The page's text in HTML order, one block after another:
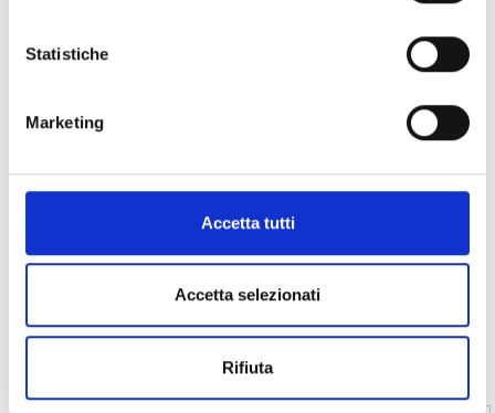
Statistiche
Marketing
Accetta tutti
Accetta selezionati
Rifiuta